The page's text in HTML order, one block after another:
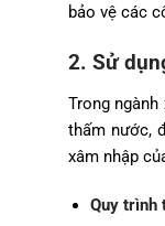
bảo vệ các
2. Sử
Trong
thấm nước,
xâm nhập
Quy trình